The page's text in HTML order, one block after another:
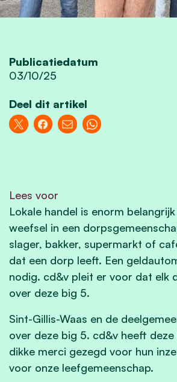
Publicatiedatum
03/10/25
Deel dit artikel
Lees voor
Lokale handel is enorm
weefsel in een
slager, bakker, supermarkt of
dat een dorp leeft. Een
nodig. cd&v pleit er voor dat elk
over deze big 5.
Sint-Gillis-Waas en de
over deze big 5. cd&v heeft deze
dikke merci gezegd voor hun
voor onze leefgemeenschap.